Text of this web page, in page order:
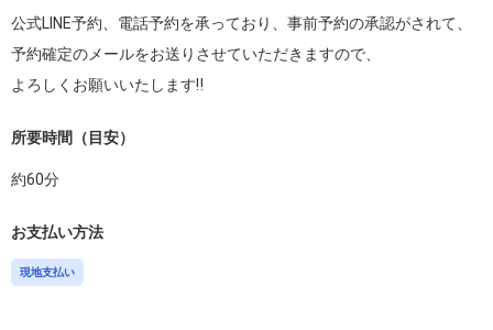
公式LINE予約、電話予約を承っており、事前予約の承認がされて、
予約確定のメールをお送りさせていただきますので、
よろしくお願いいたします‼︎
所要時間（目安）
約60分
お支払い方法
現地支払い